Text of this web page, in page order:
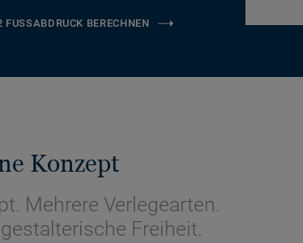
FUSSABDRUCK BERECHNEN
Konzept
Mehrere Verlegearten.
Freiheit.